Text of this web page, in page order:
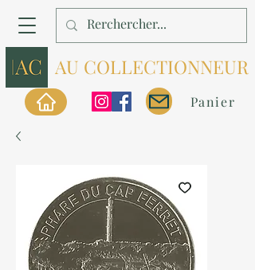
AU COLLECTIONNEUR
Panier